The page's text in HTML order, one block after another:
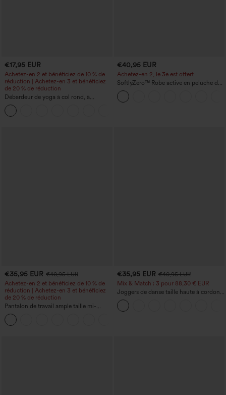
€17,95 EUR
Achetez-en 2 et bénéficiez de 10 % de
réduction | Achetez-en 3 et bénéficiez
de 20 % de réduction
Débardeur de yoga à col rond, à
fronces, effet rafraîchissant - UPF50+
€40,95 EUR
Achetez-en 2, le 3e est offert
SoftlyZero™ Robe active en peluche dos
nu — Édition Hyper Facile
€35,95 EUR €40,95 EUR
Achetez-en 2 et bénéficiez de 10 % de
réduction | Achetez-en 3 et bénéficiez
de 20 % de réduction
Pantalon de travail ample taille mi-
haute, coupe « barrel » (jambe en forme
de tonneau) avec poches
€35,95 EUR €40,95 EUR
Mix & Match : 3 pour 88,30 € EUR
Joggers de danse taille haute à cordon,
effet froncé, coupe fuselée, à séchage
rapide et toucher frais, avec poches —
UPF40+